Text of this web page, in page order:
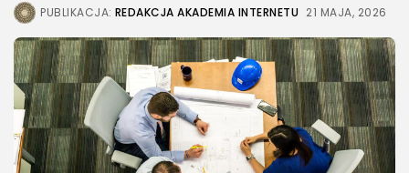
PUBLIKACJA: REDAKCJA AKADEMIA INTERNETU 21 MAJA, 2026